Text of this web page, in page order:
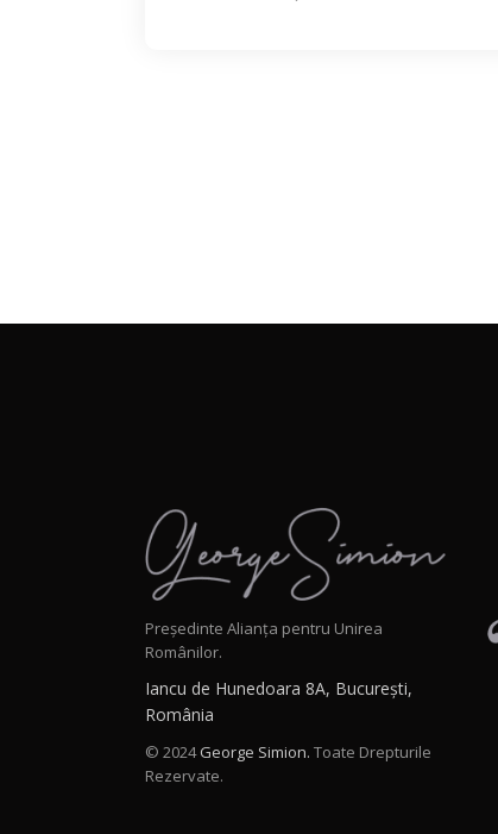
Președinte Alianța pentru Unirea
Românilor.
Iancu de Hunedoara 8A, București,
România
© 2024George Simion. Toate Drepturile
Rezervate.